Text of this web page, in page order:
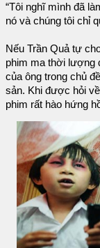
“Tôi nghĩ mình đã
nó và chúng tôi chỉ
Nếu Trần Quả tự
phim ma thời lượng
của ông trong chủ
sản. Khi được hỏi
phim rất hào hứng